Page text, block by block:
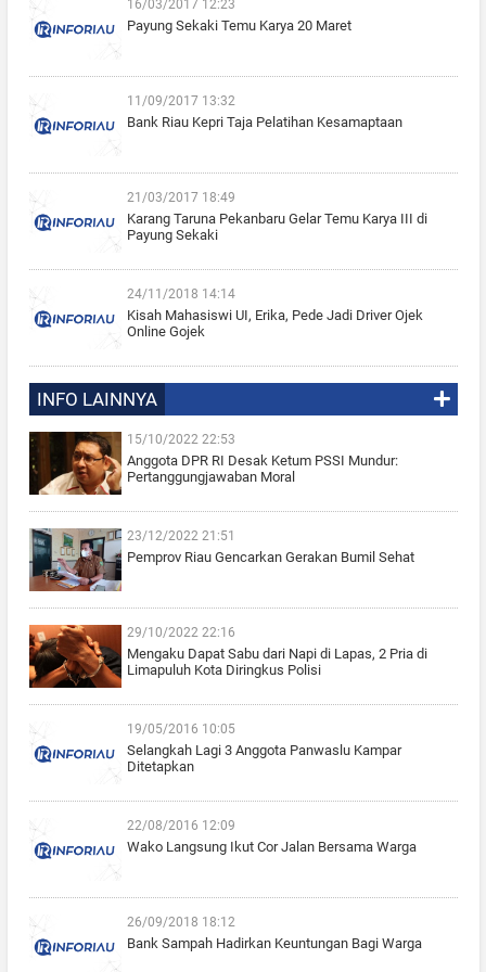
16/03/2017 12:23
Payung Sekaki Temu Karya 20 Maret
11/09/2017 13:32
Bank Riau Kepri Taja Pelatihan Kesamaptaan
21/03/2017 18:49
Karang Taruna Pekanbaru Gelar Temu Karya III di
Payung Sekaki
24/11/2018 14:14
Kisah Mahasiswi UI, Erika, Pede Jadi Driver Ojek
Online Gojek
INFO LAINNYA
15/10/2022 22:53
Anggota DPR RI Desak Ketum PSSI Mundur:
Pertanggungjawaban Moral
23/12/2022 21:51
Pemprov Riau Gencarkan Gerakan Bumil Sehat
29/10/2022 22:16
Mengaku Dapat Sabu dari Napi di Lapas, 2 Pria di
Limapuluh Kota Diringkus Polisi
19/05/2016 10:05
Selangkah Lagi 3 Anggota Panwaslu Kampar
Ditetapkan
22/08/2016 12:09
Wako Langsung Ikut Cor Jalan Bersama Warga
26/09/2018 18:12
Bank Sampah Hadirkan Keuntungan Bagi Warga